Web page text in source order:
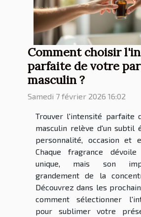
Comment choisir
parfaite de votre
masculin ?
Samedi 7 février 2026 16:02
Trouver l'intensité parfaite
masculin relève d'un subtil
personnalité, occasion et
Chaque fragrance
unique, mais son
grandement de la
Découvrez dans les
comment sélectionner
pour sublimer votre